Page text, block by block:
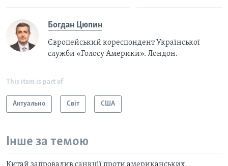
Богдан Цюпин
Європейський кореспондент Української
служби «Голосу Америки». Лондон.
This item is part of
Актуально Світ США
Інше за темою
Китай запровадив санкції проти американських